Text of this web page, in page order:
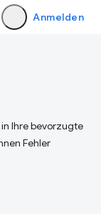
Anmelden
Ihre bevorzugte
Fehler